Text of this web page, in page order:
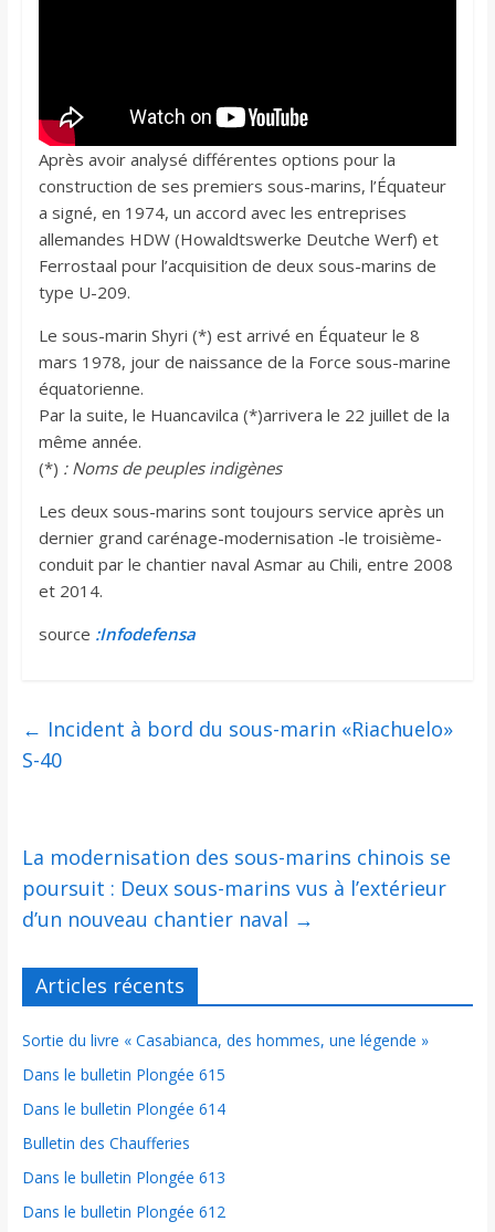
Après avoir analysé différentes options pour la
construction de ses premiers sous-marins, l’Équateur
a signé, en 1974, un accord avec les entreprises
allemandes HDW (Howaldtswerke Deutche Werf) et
Ferrostaal pour l’acquisition de deux sous-marins de
type U-209.
Le sous-marin Shyri (*) est arrivé en Équateur le 8
mars 1978, jour de naissance de la Force sous-marine
équatorienne.
Par la suite, le Huancavilca (*)arrivera le 22 juillet de la
même année.
(*) : Noms de peuples indigènes
Les deux sous-marins sont toujours service après un
dernier grand carénage-modernisation -le troisième-
conduit par le chantier naval Asmar au Chili, entre 2008
et 2014.
source :Infodefensa
← Incident à bord du sous-marin «Riachuelo»
S-40
La modernisation des sous-marins chinois se
poursuit : Deux sous-marins vus à l’extérieur
d’un nouveau chantier naval →
Articles récents
Sortie du livre « Casabianca, des hommes, une légende »
Dans le bulletin Plongée 615
Dans le bulletin Plongée 614
Bulletin des Chaufferies
Dans le bulletin Plongée 613
Dans le bulletin Plongée 612